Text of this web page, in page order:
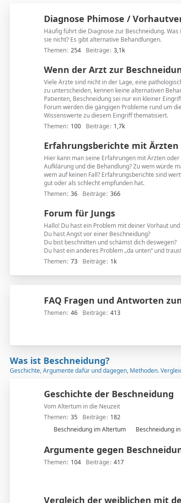
Diagnose Phimose /
Häufig führt die Diagnose zur Beschneidung.
sie nicht? Es gibt alternative Behandlungen.
Themen 254 Beiträge 3,1k
Wenn der Arzt zur
Viele Ärzte sind nicht in der Lage, eine
zu unterscheiden, kennen keine alternativen
Patienten, Beschneidung sei nur ein kleiner
Forum werden die gängigen Probleme rund um
Wissenswerte zu diesem Eingriff thematisiert.
Themen 100 Beiträge 1,7k
Erfahrungsberichte mit
Hier kann man seine Erfahrungen mit Ärzten
Aufklärung und die Behandlung? Zu wem würde
wem auf keinen Fall? Erfahrungsberichte sind
gut oder als schlecht empfunden hat.
Themen 36 Beiträge 366
Forum für Jungs
Hallo! Du hast ein Problem mit deiner Vorhaut und
Du hast Angst vor einer Beschneidung?
Du bist beschnitten und schämst dich deswegen?
Du hast ein anderes Problem „da unten“ und
Themen 73 Beiträge 1k
FAQ Fragen und Antworten
Themen 46 Beiträge 413
Was ist Beschneidung?
Geschichte, Argumente dafür und dagegen, Methoden.
Geschichte der Beschneidung
Vom Altertum in die Neuzeit
Themen 35 Beiträge 182
t
e
Beschneidung im Altertum Beschneidung
Argumente gegen
Themen 104 Beiträge 417
Vergleich der weiblichen mit